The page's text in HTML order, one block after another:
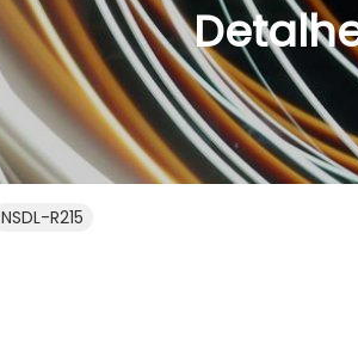
NSDL-R215